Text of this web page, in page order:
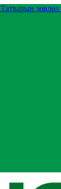
Татварын зөвлөх